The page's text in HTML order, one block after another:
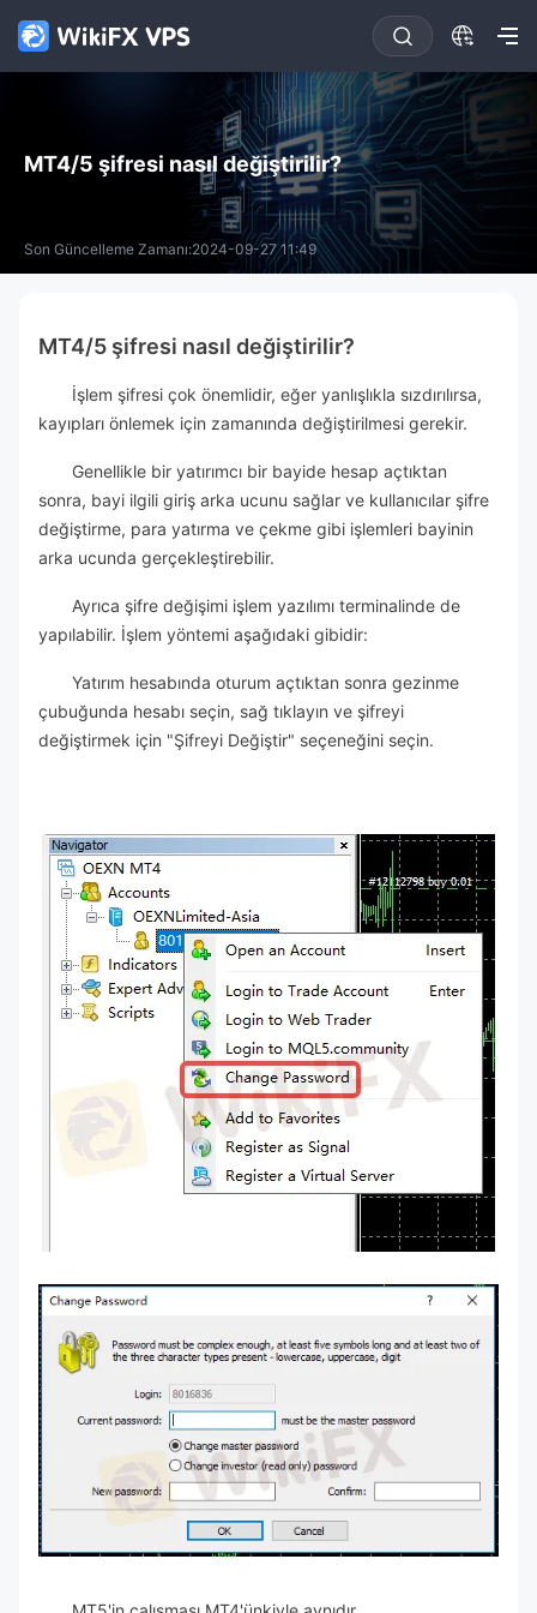
MT4/5 şifresi nasıl değiştirilir?
Son Güncelleme Zamanı:2024-09-27 11:49
MT4/5 şifresi nasıl değiştirilir?
İşlem şifresi çok önemlidir, eğer yanlışlıkla sızdırılırsa,
kayıpları önlemek için zamanında değiştirilmesi gerekir.
Genellikle bir yatırımcı bir bayide hesap açtıktan
sonra, bayi ilgili giriş arka ucunu sağlar ve kullanıcılar şifre
değiştirme, para yatırma ve çekme gibi işlemleri bayinin
arka ucunda gerçekleştirebilir.
Ayrıca şifre değişimi işlem yazılımı terminalinde de
yapılabilir. İşlem yöntemi aşağıdaki gibidir:
Yatırım hesabında oturum açtıktan sonra gezinme
çubuğunda hesabı seçin, sağ tıklayın ve şifreyi
değiştirmek için "Şifreyi Değiştir" seçeneğini seçin.